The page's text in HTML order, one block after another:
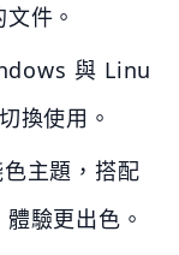
件。
與 Linu
換使用。
主題，搭配
驗更出色。